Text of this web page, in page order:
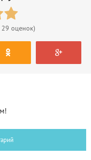
29 оценок)